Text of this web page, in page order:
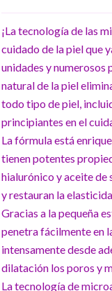
¡La tecnología de las
cuidado de la piel que
unidades y numerosos
natural de la piel
todo tipo de piel,
principiantes en el
La fórmula está
tienen potentes
hialurónico y aceite de
y restauran la
Gracias a la pequeña
penetra fácilmente en
intensamente desde
dilatación los poros y
La tecnología de